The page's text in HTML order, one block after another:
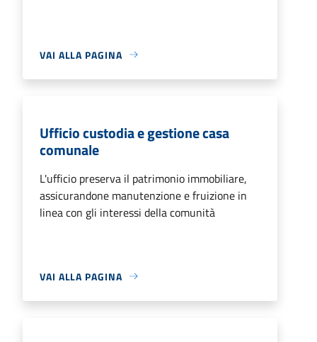
VAI ALLA PAGINA
Ufficio custodia e gestione casa
comunale
L'ufficio preserva il patrimonio immobiliare,
assicurandone manutenzione e fruizione in
linea con gli interessi della comunità
VAI ALLA PAGINA